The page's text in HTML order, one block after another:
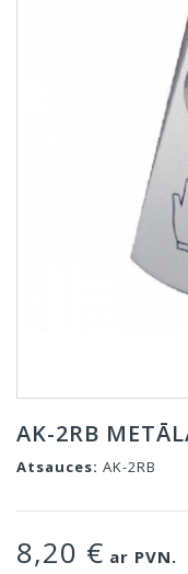
AK-2RB
Atsauces: AK-2RB
8,20 € ar PVN.